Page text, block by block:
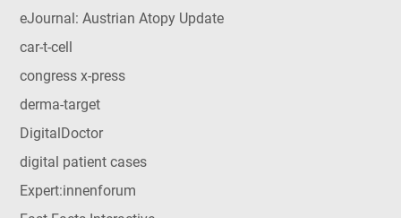
eJournal: Austrian Atopy Update
car-t-cell
congress x-press
derma-target
DigitalDoctor
digital patient cases
Expert:innenforum